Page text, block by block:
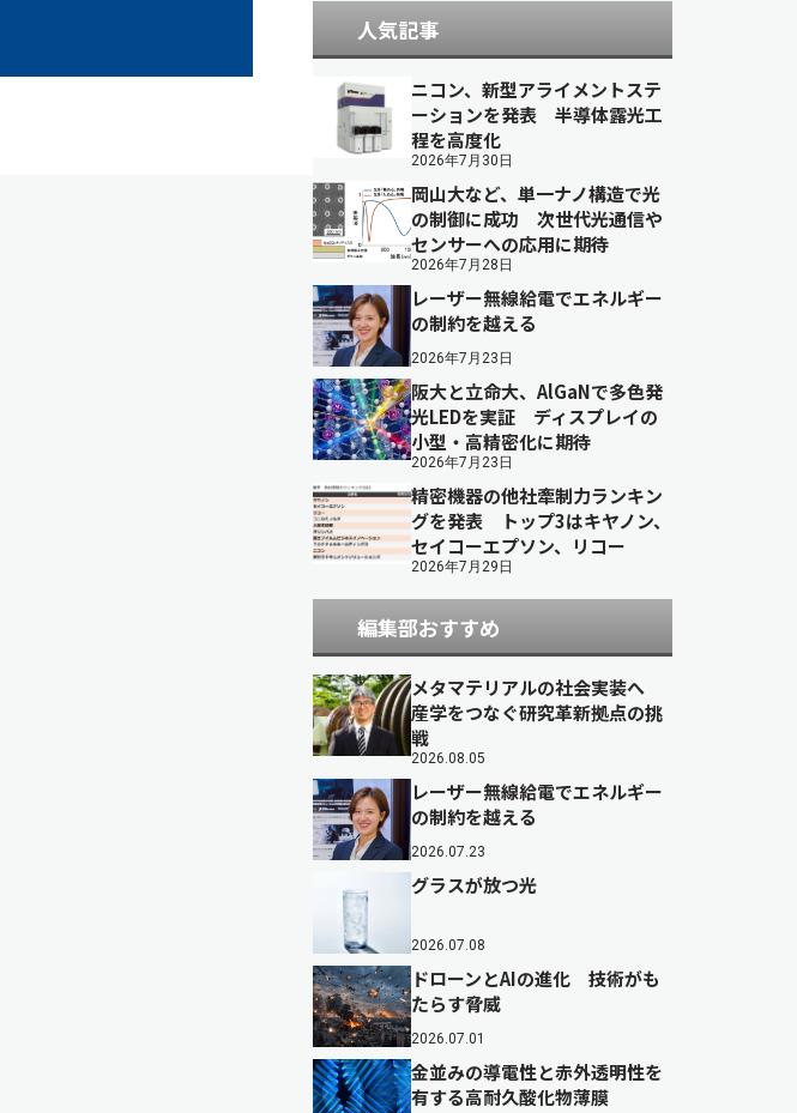
人気記事
ニコン、新型アライメントステ
ーションを発表 半導体露光工
程を高度化
2026年7月30日
岡山大など、単一ナノ構造で光
の制御に成功 次世代光通信や
センサーへの応用に期待
2026年7月28日
レーザー無線給電でエネルギー
の制約を越える
2026年7月23日
阪大と立命大、AlGaNで多色発
光LEDを実証 ディスプレイの
小型・高精密化に期待
2026年7月23日
精密機器の他社牽制力ランキン
グを発表 トップ3はキヤノン、
セイコーエプソン、リコー
2026年7月29日
編集部おすすめ
メタマテリアルの社会実装へ
産学をつなぐ研究革新拠点の挑
戦
2026.08.05
レーザー無線給電でエネルギー
の制約を越える
2026.07.23
グラスが放つ光
2026.07.08
ドローンとAIの進化 技術がも
たらす脅威
2026.07.01
金並みの導電性と赤外透明性を
有する高耐久酸化物薄膜